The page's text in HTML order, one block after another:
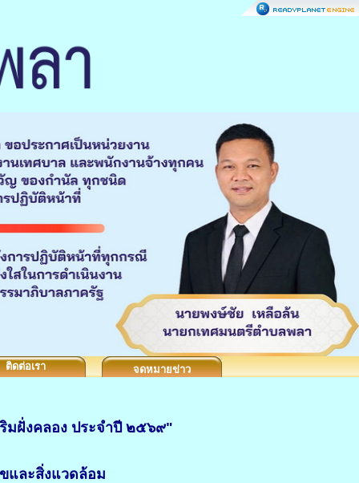
ติดต่อเรา จดหมายข่าว
มฝั่งคลอง ประจำปี ๒๕๖๙"
และสิ่งแวดล้อม